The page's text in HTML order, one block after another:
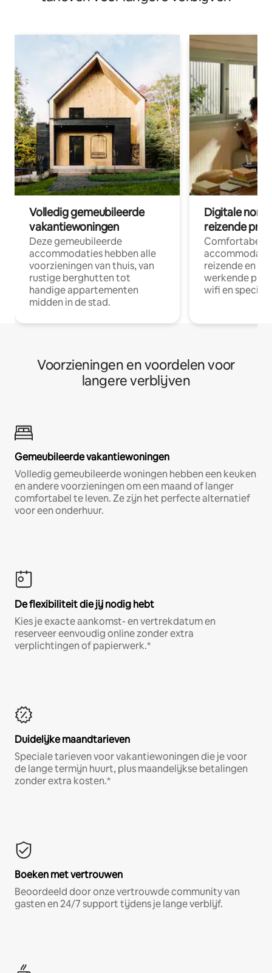
Volledig gemeubileerde
vakantiewoningen
Deze gemeubileerde
accommodaties hebben alle
voorzieningen van thuis, van
rustige berghutten tot
handige appartementen
midden in de stad.
Digitale
reizende
Comfortabele
reizende en
werkende
wifi en
Voorzieningen en voordelen voor
langere verblijven
Gemeubileerde vakantiewoningen
Volledig gemeubileerde woningen hebben een keuken
en andere voorzieningen om een maand of langer
comfortabel te leven. Ze zijn het perfecte alternatief
voor een onderhuur.
De flexibiliteit die jij nodig hebt
Kies je exacte aankomst- en vertrekdatum en
reserveer eenvoudig online zonder extra
verplichtingen of papierwerk.*
Duidelijke maandtarieven
Speciale tarieven voor vakantiewoningen die je voor
de lange termijn huurt, plus maandelijkse betalingen
zonder extra kosten.*
Boeken met vertrouwen
Beoordeeld door onze vertrouwde community van
gasten en 24/7 support tijdens je lange verblijf.